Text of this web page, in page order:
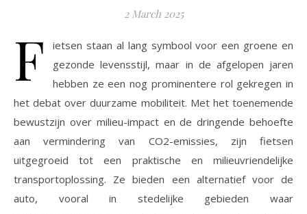
2 March 2025
F
ietsen staan al lang symbool voor een groene en
gezonde levensstijl, maar in de afgelopen jaren
hebben ze een nog prominentere rol gekregen in
het debat over duurzame mobiliteit. Met het toenemende
bewustzijn over milieu-impact en de dringende behoefte
aan vermindering van CO2-emissies, zijn fietsen
uitgegroeid tot een praktische en milieuvriendelijke
transportoplossing. Ze bieden een alternatief voor de
auto, vooral in stedelijke gebieden waar